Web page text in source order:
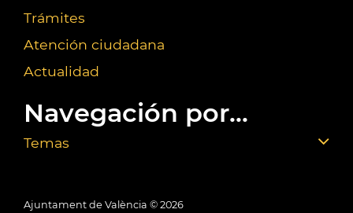
Trámites
Atención ciudadana
Actualidad
Navegación por...
Temas
Ajuntament de València © 2026